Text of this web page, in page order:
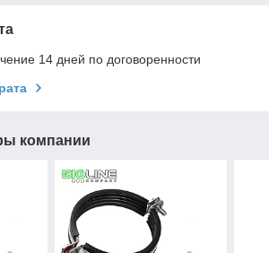
14 дней по договоренности
компании